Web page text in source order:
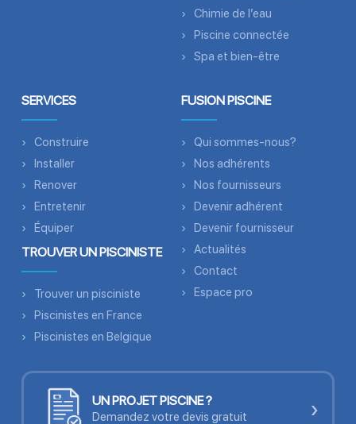
Chimie de l’eau
Piscine connectée
Spa et bien-être
SERVICES
Construire
Installer
Renover
Entretenir
Équiper
TROUVER UN PISCINISTE
Trouver un pisciniste
Piscinistes en France
Piscinistes en Belgique
FUSION PISCINE
Qui sommes-nous?
Nos adhérents
Nos fournisseurs
Devenir adhérent
Devenir fournisseur
Actualités
Contact
Espace pro
UN PROJET PISCINE ?
Demandez votre devis gratuit ›